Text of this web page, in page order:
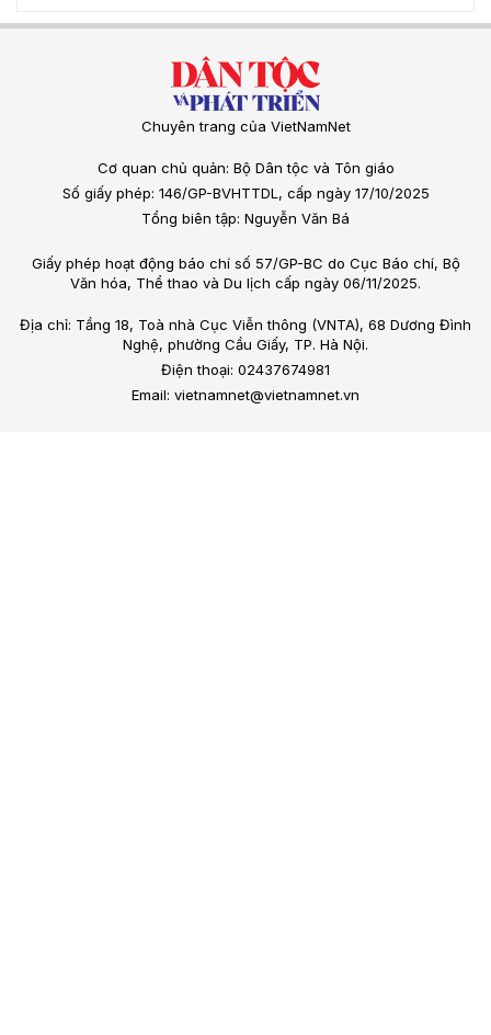
Chuyên trang của VietNamNet
Cơ quan chủ quản: Bộ Dân tộc và Tôn giáo
Số giấy phép: 146/GP-BVHTTDL, cấp ngày 17/10/2025
Tổng biên tập: Nguyễn Văn Bá
Giấy phép hoạt động báo chí số 57/GP-BC do Cục Báo chí, Bộ
Văn hóa, Thể thao và Du lịch cấp ngày 06/11/2025.
Địa chỉ: Tầng 18, Toà nhà Cục Viễn thông (VNTA), 68 Dương Đình
Nghệ, phường Cầu Giấy, TP. Hà Nội.
Điện thoại: 02437674981
Email: vietnamnet@vietnamnet.vn